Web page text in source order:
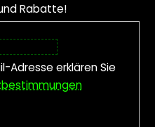
Rabatte!
Adresse erklären Sie